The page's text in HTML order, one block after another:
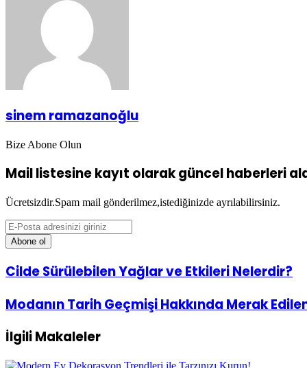
sinem ramazanoğlu
Bize Abone Olun
Mail listesine kayıt olarak güncel haberleri
Ücretsizdir.Spam mail gönderilmez,istediğinizde ayrılabilirsiniz.
E-
Posta
adresinizi
Cilde
Sürülebilen
ve
Nelerdir?
Cilde Sürülebilen Yağlar ve Etkileri Nelerdir?
Modanın
Tarih
Hakkında
Edilenler!
Modanın Tarih Geçmişi Hakkında Merak
İlgili Makaleler